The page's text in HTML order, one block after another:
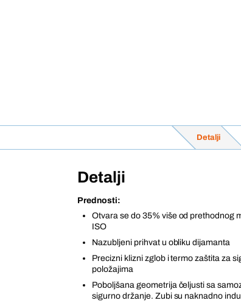
Detalji
Detalji
Prednosti:
Otvara se do 35% više od prethodnog
ISO
Nazubljeni prihvat u obliku dijamanta
Precizni klizni zglob i termo zaštita za
položajima
Poboljšana geometrija čeljusti sa
sigurno držanje. Zubi su naknadno